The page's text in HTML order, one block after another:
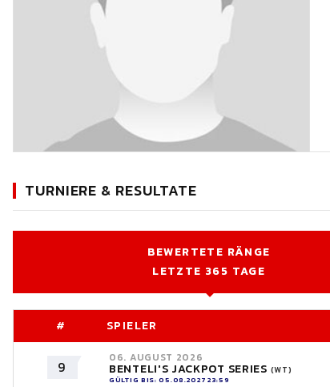
TURNIERE & RESULTATE
BEWERTETE RÄNGE
LETZTE 365 TAGE
# SPIELER
9
06. AUGUST 2026
BENTELI'S JACKPOT SERIES (WT)
GÜLTIG BIS: 05.08.2027 23:59